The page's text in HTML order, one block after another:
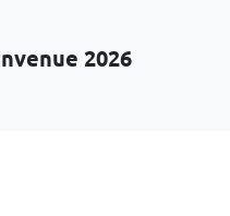
2026